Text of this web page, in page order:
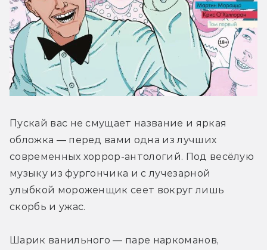
Пускай вас не смущает название и яркая
обложка — перед вами одна из лучших
современных хоррор-антологий. Под весёлую
музыку из фургончика и с лучезарной
улыбкой мороженщик сеет вокруг лишь
скорбь и ужас.
Шарик ванильного — паре наркоманов,